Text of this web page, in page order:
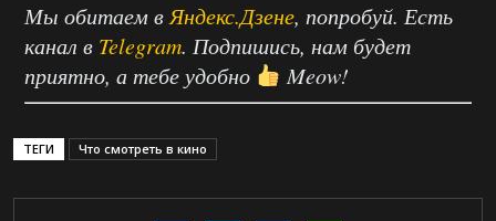
Мы обитаем в Яндекс.Дзене, попробуй. Есть
канал в Telegram. Подпишись, нам будет
приятно, а тебе удобно
Meow!
ТЕГИ Что смотреть в кино